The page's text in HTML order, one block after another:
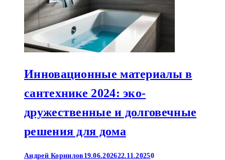
Инновационные материалы в
сантехнике 2024: эко-
дружественные и долговечные
решения для дома
Андрей Корнилов 19.06.202622.11.20250